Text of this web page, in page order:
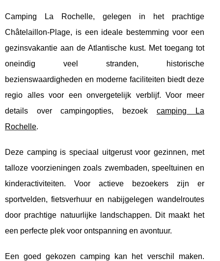
Camping La Rochelle, gelegen in het prachtige
Châtelaillon-Plage, is een ideale bestemming voor een
gezinsvakantie aan de Atlantische kust. Met toegang tot
oneindig veel stranden, historische
bezienswaardigheden en moderne faciliteiten biedt deze
regio alles voor een onvergetelijk verblijf. Voor meer
details over campingopties, bezoek camping La
Rochelle.
Deze camping is speciaal uitgerust voor gezinnen, met
talloze voorzieningen zoals zwembaden, speeltuinen en
kinderactiviteiten. Voor actieve bezoekers zijn er
sportvelden, fietsverhuur en nabijgelegen wandelroutes
door prachtige natuurlijke landschappen. Dit maakt het
een perfecte plek voor ontspanning en avontuur.
Een goed gekozen camping kan het verschil maken.